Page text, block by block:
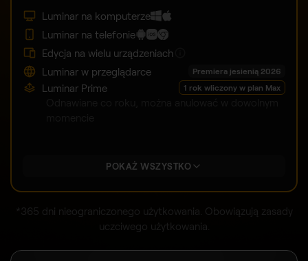
Luminar na komputerze
Luminar na telefonie
Edycja na wielu urządzeniach
Luminar w przeglądarce
Premiera jesienią 2026
Luminar Prime 1 rok wliczony w plan Max
POKAŻ WSZYSTKO
*365 dni nieograniczonego użytkowania. Obowiązują zasady
uczciwego użytkowania.